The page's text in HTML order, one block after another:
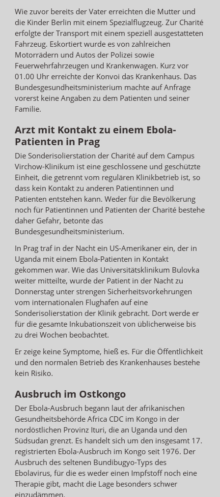
Wie zuvor bereits der Vater erreichten die Mutter und
die Kinder Berlin mit einem Spezialflugzeug. Zur Charité
erfolgte der Transport mit einem speziell ausgestatteten
Fahrzeug. Eskortiert wurde es von zahlreichen
Motorrädern und Autos der Polizei sowie
Feuerwehrfahrzeugen und Krankenwagen. Kurz vor
01.00 Uhr erreichte der Konvoi das Krankenhaus. Das
Bundesgesundheitsministerium machte auf Anfrage
vorerst keine Angaben zu dem Patienten und seiner
Familie.
Arzt mit Kontakt zu einem Ebola-
Patienten in Prag
Die Sonderisolierstation der Charité auf dem Campus
Virchow-Klinikum ist eine geschlossene und geschützte
Einheit, die getrennt vom regulären Klinikbetrieb ist, so
dass kein Kontakt zu anderen Patientinnen und
Patienten entstehen kann. Weder für die Bevölkerung
noch für Patientinnen und Patienten der Charité bestehe
daher Gefahr, betonte das
Bundesgesundheitsministerium.
In Prag traf in der Nacht ein US-Amerikaner ein, der in
Uganda mit einem Ebola-Patienten in Kontakt
gekommen war. Wie das Universitätsklinikum Bulovka
weiter mitteilte, wurde der Patient in der Nacht zu
Donnerstag unter strengen Sicherheitsvorkehrungen
vom internationalen Flughafen auf eine
Sonderisolierstation der Klinik gebracht. Dort werde er
für die gesamte Inkubationszeit von üblicherweise bis
zu drei Wochen beobachtet.
Er zeige keine Symptome, hieß es. Für die Öffentlichkeit
und den normalen Betrieb des Krankenhauses bestehe
kein Risiko.
Ausbruch im Ostkongo
Der Ebola-Ausbruch begann laut der afrikanischen
Gesundheitsbehörde Africa CDC im Kongo in der
nordöstlichen Provinz Ituri, die an Uganda und den
Südsudan grenzt. Es handelt sich um den insgesamt 17.
registrierten Ebola-Ausbruch im Kongo seit 1976. Der
Ausbruch des seltenen Bundibugyo-Typs des
Ebolavirus, für die es weder einen Impfstoff noch eine
Therapie gibt, macht die Lage besonders schwer
einzudämmen.